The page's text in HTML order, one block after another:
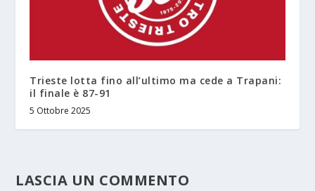
Trieste lotta fino all’ultimo ma cede a Trapani:
il finale è 87-91
5 Ottobre 2025
LASCIA UN COMMENTO